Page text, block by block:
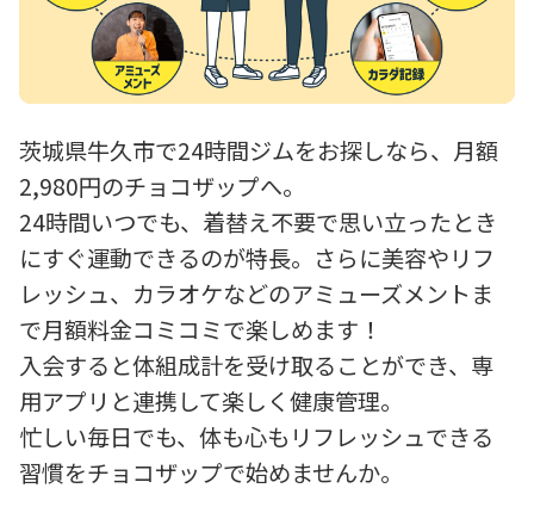
茨城県牛久市で24時間ジムをお探しなら、月額
2,980円のチョコザップへ。
24時間いつでも、着替え不要で思い立ったとき
にすぐ運動できるのが特長。さらに美容やリフ
レッシュ、カラオケなどのアミューズメントま
で月額料金コミコミで楽しめます！
入会すると体組成計を受け取ることができ、専
用アプリと連携して楽しく健康管理。
忙しい毎日でも、体も心もリフレッシュできる
習慣をチョコザップで始めませんか。